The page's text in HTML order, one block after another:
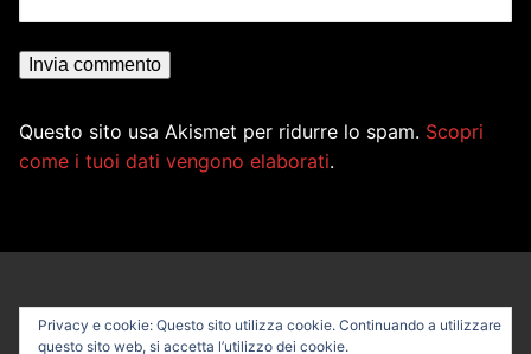
Questo sito usa Akismet per ridurre lo spam. Scopri
come i tuoi dati vengono elaborati.
Privacy e cookie: Questo sito utilizza cookie. Continuando a utilizzare
questo sito web, si accetta l’utilizzo dei cookie.